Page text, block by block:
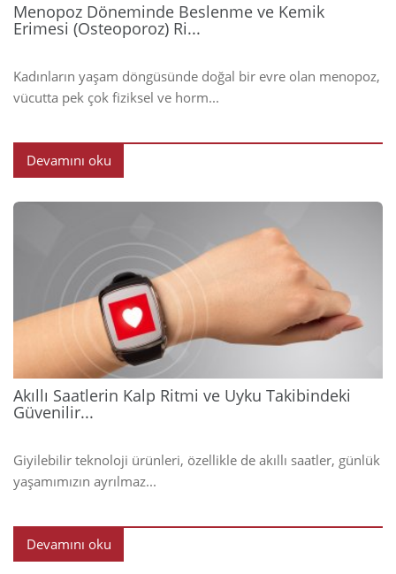
Menopoz Döneminde Beslenme ve Kemik
Erimesi (Osteoporoz) Ri...
Kadınların yaşam döngüsünde doğal bir evre olan menopoz,
vücutta pek çok fiziksel ve horm...
Devamını oku
Akıllı Saatlerin Kalp Ritmi ve Uyku Takibindeki
Güvenilir...
Giyilebilir teknoloji ürünleri, özellikle de akıllı saatler, günlük
yaşamımızın ayrılmaz...
Devamını oku